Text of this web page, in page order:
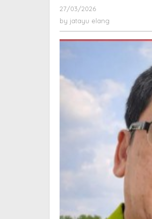
27/03/2026
jatayu
by jatayu elang